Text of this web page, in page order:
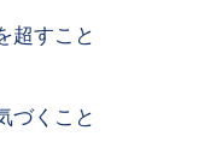
超すこと
づくこと